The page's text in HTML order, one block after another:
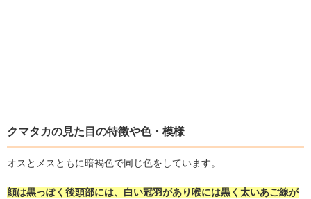
クマタカの見た目の特徴や色・模様
オスとメスともに暗褐色で同じ色をしています。
顔は黒っぽく後頭部には、白い冠羽があり喉には黒く太いあご線が